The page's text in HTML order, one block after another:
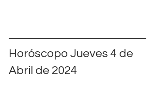
Horóscopo Jueves 4 de
Abril de 2024